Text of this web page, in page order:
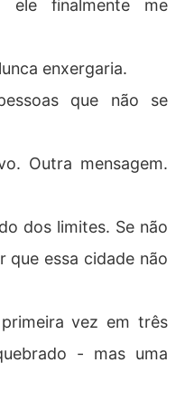
ele finalmente me
enxergaria.
que não se
Outra mensagem.
dos limites. Se não
que essa cidade não
vez em três
- mas uma